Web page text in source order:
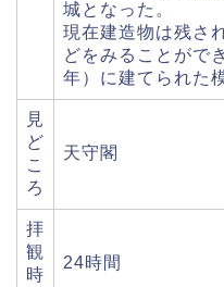
城となった。
現在建造物は残さ
どをみることがで
年）に建てられた
見
ど
こ
ろ
天守閣
拝
観
時
24時間